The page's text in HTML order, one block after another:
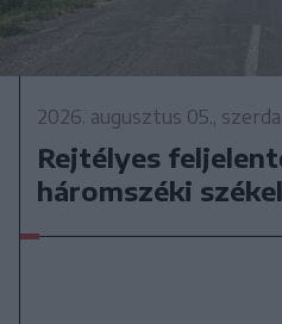
2026. augusztus 05., szerda
Rejtélyes
háromszéki